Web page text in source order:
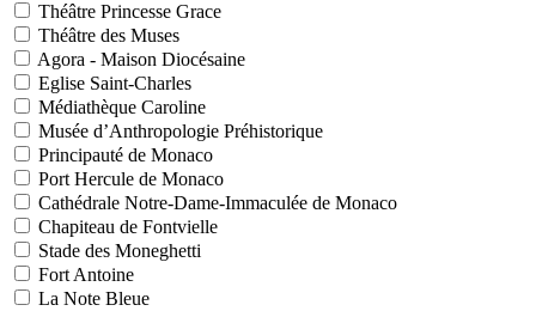
Théâtre Princesse Grace
Théâtre des Muses
Agora - Maison Diocésaine
Eglise Saint-Charles
Médiathèque Caroline
Musée d’Anthropologie Préhistorique
Principauté de Monaco
Port Hercule de Monaco
Cathédrale Notre-Dame-Immaculée de Monaco
Chapiteau de Fontvielle
Stade des Moneghetti
Fort Antoine
La Note Bleue